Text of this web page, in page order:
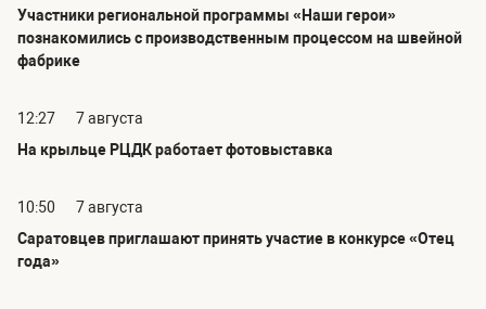
Участники региональной программы «Наши герои»
познакомились с производственным процессом на швейной
фабрике
12:27
7 августа
На крыльце РЦДК работает фотовыставка
10:50
7 августа
Саратовцев приглашают принять участие в конкурсе «Отец
года»